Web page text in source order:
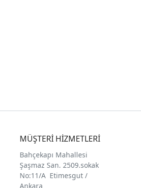
MÜŞTERİ HİZMETLERİ
Bahçekapı Mahallesi
Şaşmaz San. 2509.sokak
No:11/A Etimesgut /
Ankara